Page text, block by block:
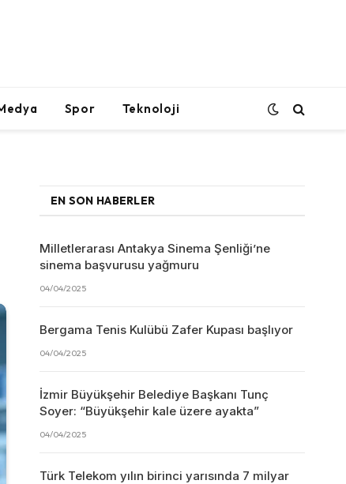
Spor Teknoloji
EN SON HABERLER
Milletlerarası Antakya Sinema Şenliği’ne
sinema başvurusu yağmuru
04/04/2025
Bergama Tenis Kulübü Zafer Kupası başlıyor
04/04/2025
İzmir Büyükşehir Belediye Başkanı Tunç
Soyer: “Büyükşehir kale üzere ayakta”
04/04/2025
Türk Telekom yılın birinci yarısında 7 milyar